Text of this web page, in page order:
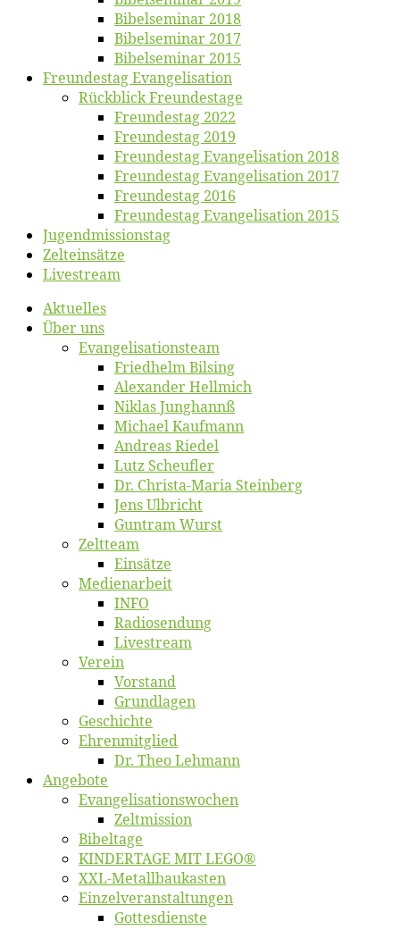
Bi­bel­se­mi­nar 2018
Bibelsemi­nar 2017
Bibelsemi­nar 2015
Freun­des­tag Evangelisation
Rück­blick Freundestage
Freun­des­tag 2022
Freun­des­tag 2019
Freun­des­tag Evan­ge­li­sa­ti­on 2018
Freun­des­tag Evan­ge­li­sa­ti­on 2017
Freun­des­tag 2016
Freun­des­tag Evan­ge­li­sa­ti­on 2015
Jugend­mis­sions­tag
Zelt­ein­sät­ze
Live­stream
Ak­tu­el­les
Über uns
Evangelisa­tions­team
Fried­helm Bilsing
Alex­an­der Hellmich
Ni­klas Junghannß
Mi­cha­el Kaufmann
An­dre­as Riedel
Lutz Scheuf­ler
Dr. Chris­­ta-Ma­ria Steinberg
Jens Ulb­richt
Gun­tram Wurst
Zelt­team
Ein­sät­ze
Me­di­en­ar­beit
INFO
Ra­dio­sen­dung
Live­stream
Ver­ein
Vor­stand
Grund­la­gen
Ge­schich­te
Eh­ren­mit­glied
Dr. Theo Lehmann
An­ge­bo­te
Evangelisa­tions­wo­chen
Zelt­mis­si­on
Bi­bel­ta­ge
KINDERTAGE MIT LEGO®
XXL-Me­­tal­l­­bau­­kas­­ten
Einzelver­an­stal­tungen
Got­tes­diens­te